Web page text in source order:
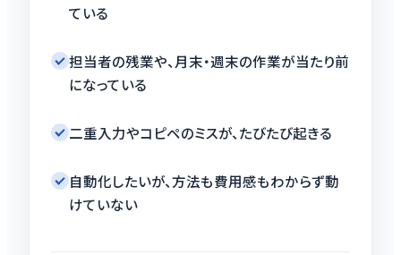
ている
担当者の残業や、月末・週末の作業が当たり前
になっている
二重入力やコピペのミスが、たびたび起きる
自動化したいが、方法も費用感もわからず動
けていない